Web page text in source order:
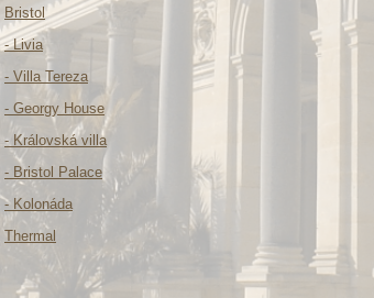
Bristol
- Livia
- Villa Tereza
- Georgy House
- Královská villa
- Bristol Palace
- Kolonáda
Thermal